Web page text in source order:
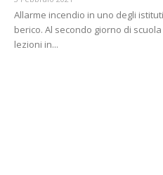
Allarme incendio in uno degli
berico. Al secondo giorno di
lezioni in...